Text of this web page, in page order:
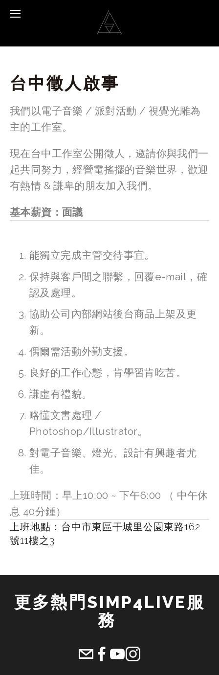
台中徵人啟事
我們以電子音樂 / 派對活動 / 視覺光雕為
主的工作室。
現在台中工作室公開徵人，邀請你與我們一
起共同努力，經營電搖擺的音樂世界，歡迎
有熱情 & 謙卑的朋友加入我們。
基本薪資：面議
能獨立完成主管交待事宜。
保持與客戶間之聯繫，回覆e-mail，確
認及處理。
協助公司內部網站後台商品上架及更
新。
偶爾需活動外勤支援。
良好的工作心態，肯學習肯吃苦。
謙虛有禮貌。
略懂文書處理 /
Photoshop/Illustrator。
對電子音樂、燈光、設計有興趣者尤
佳。
上班時間：早上10:00 ~ 下午6:00 （ 中午休
息 40分鍾）
上班地點：台中市東區干城里公園東路162
號11樓之3
更多熱門SIMP4LIVE服
務